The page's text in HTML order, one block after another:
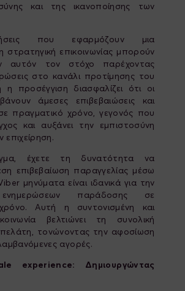
και της ικανοποίησης των
που εφαρμόζουν μια
στρατηγική επικοινωνίας μπορούν
αυτόν τον στόχο παρέχοντας
στο κανάλι προτίμησης του
προσέγγιση διασφαλίζει ότι οι
άμεσες επιβεβαιώσεις και
πραγματικό χρόνο, γεγονός που
και αυξάνει την εμπιστοσύνη
έχετε τη δυνατότητα να
επιβεβαίωση παραγγελίας μέσω
μηνύματα είναι ιδανικά για την
παράδοσης σε
Αυτή η συντονισμένη και
βελτιώνει τη συνολική
πελάτη, τονώνοντας την αφοσίωση
αγορές.
experience: Δημιουργώντας